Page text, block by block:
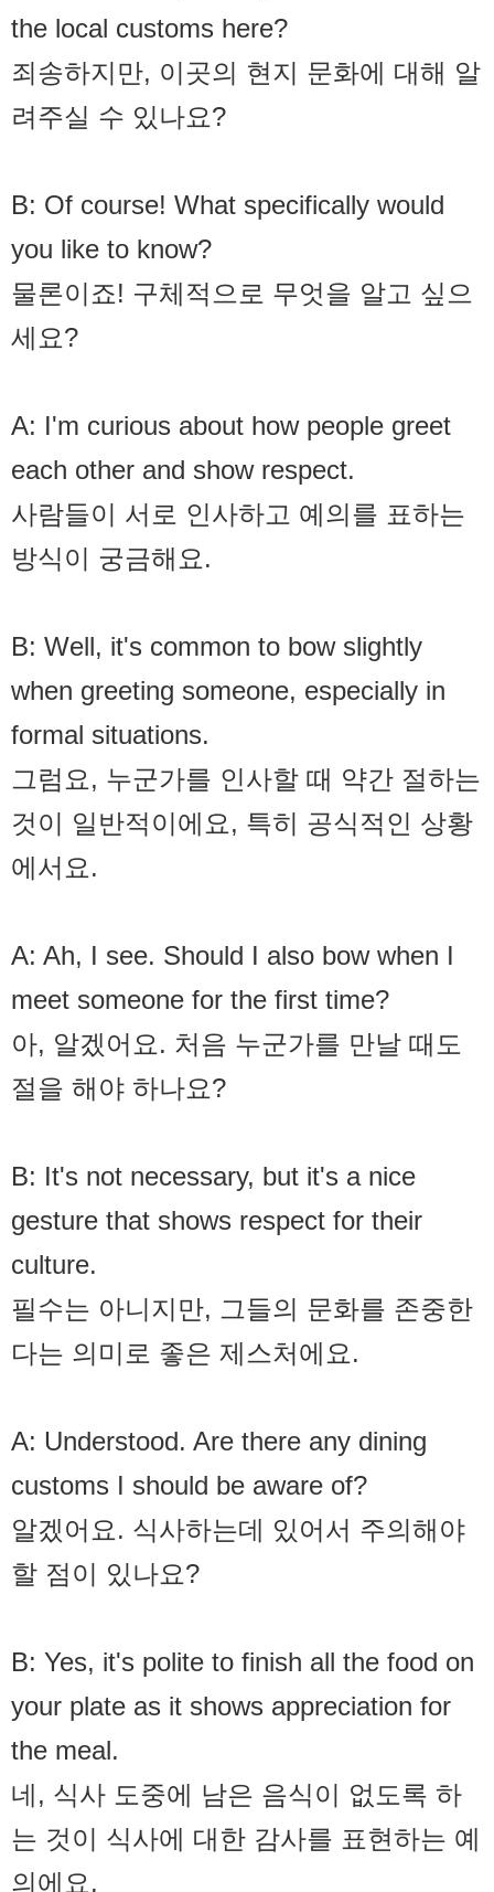
the local customs here?
죄송하지만, 이곳의 현지 문화에 대해 알
려주실 수 있나요?
B: Of course! What specifically would
you like to know?
물론이죠! 구체적으로 무엇을 알고 싶으
세요?
A: I'm curious about how people greet
each other and show respect.
사람들이 서로 인사하고 예의를 표하는
방식이 궁금해요.
B: Well, it's common to bow slightly
when greeting someone, especially in
formal situations.
그럼요, 누군가를 인사할 때 약간 절하는
것이 일반적이에요, 특히 공식적인 상황
에서요.
A: Ah, I see. Should I also bow when I
meet someone for the first time?
아, 알겠어요. 처음 누군가를 만날 때도
절을 해야 하나요?
B: It's not necessary, but it's a nice
gesture that shows respect for their
culture.
필수는 아니지만, 그들의 문화를 존중한
다는 의미로 좋은 제스처에요.
A: Understood. Are there any dining
customs I should be aware of?
알겠어요. 식사하는데 있어서 주의해야
할 점이 있나요?
B: Yes, it's polite to finish all the food on
your plate as it shows appreciation for
the meal.
네, 식사 도중에 남은 음식이 없도록 하
는 것이 식사에 대한 감사를 표현하는 예
의에요.